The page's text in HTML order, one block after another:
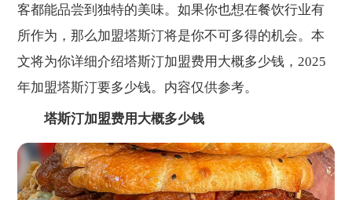
客都能品尝到独特的美味。如果你也想在餐饮行业有
所作为，那么加盟塔斯汀将是你不可多得的机会。本
文将为你详细介绍塔斯汀加盟费用大概多少钱，2025
年加盟塔斯汀要多少钱。内容仅供参考。
塔斯汀加盟费用大概多少钱